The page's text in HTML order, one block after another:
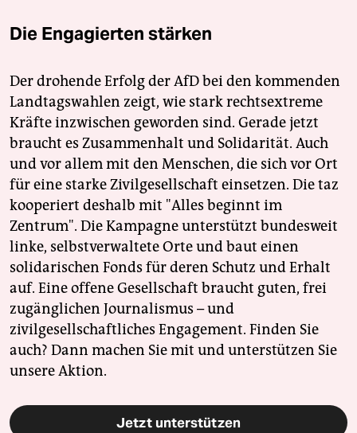
Die Engagierten stärken
Der drohende Erfolg der AfD bei den kommenden
Landtagswahlen zeigt, wie stark rechtsextreme
Kräfte inzwischen geworden sind. Gerade jetzt
braucht es Zusammenhalt und Solidarität. Auch
und vor allem mit den Menschen, die sich vor Ort
für eine starke Zivilgesellschaft einsetzen. Die taz
kooperiert deshalb mit "Alles beginnt im
Zentrum". Die Kampagne unterstützt bundesweit
linke, selbstverwaltete Orte und baut einen
solidarischen Fonds für deren Schutz und Erhalt
auf. Eine offene Gesellschaft braucht guten, frei
zugänglichen Journalismus – und
zivilgesellschaftliches Engagement. Finden Sie
auch? Dann machen Sie mit und unterstützen Sie
unsere Aktion.
Jetzt unterstützen